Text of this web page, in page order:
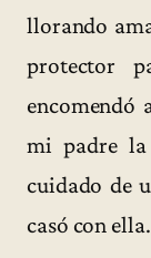
llorando
protector
encomendó
mi padre la
cuidado de
casó con ella.